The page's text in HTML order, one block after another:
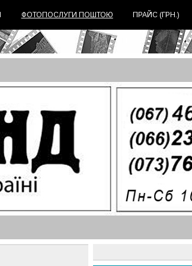
ФОТОПОСЛУГИ ПОШТОЮ ПРАЙС (ГРН.)